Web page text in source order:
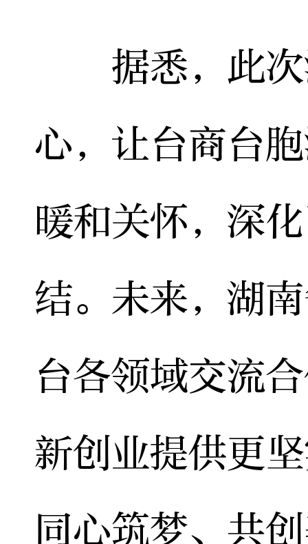
据悉，此次
心，让台商台
暖和关怀，深
结。未来，湖
台各领域交流
新创业提供更
同心筑梦、共